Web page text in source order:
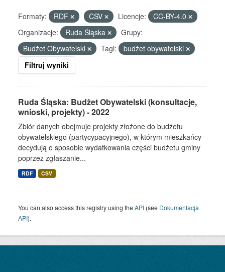
Formaty: RDF CSV Licencje:
CC-BY-4.0
Organizacje:
Ruda Śląska
Grupy:
Budżet Obywatelski
Tagi:
budżet obywatelski
Filtruj wyniki
Ruda Śląska: Budżet Obywatelski (konsultacje,
wnioski, projekty) - 2022
Zbiór danych obejmuje projekty złożone do budżetu
obywatelskiego (partycypacyjnego), w którym mieszkańcy
decydują o sposobie wydatkowania części budżetu gminy
poprzez zgłaszanie...
RDF CSV
You can also access this registry using theAPI (see Dokumentacja
API).